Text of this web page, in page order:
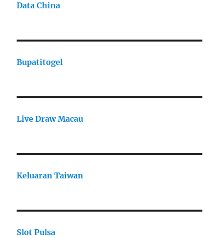
Data China
Bupatitogel
Live Draw Macau
Keluaran Taiwan
Slot Pulsa